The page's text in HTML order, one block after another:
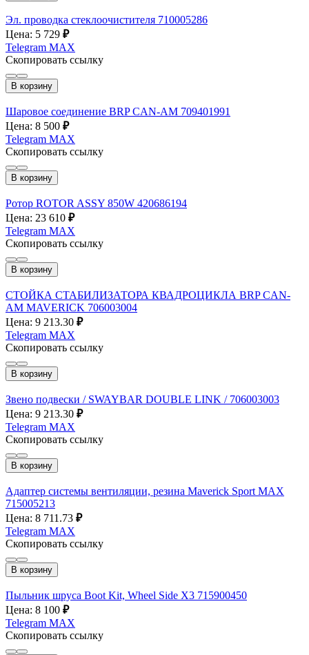
Эл. проводка стеклоочистителя 710005286
Цена: 5 729 ₽
Telegram MAX
Скопировать ссылку
В корзину
Шаровое соединение BRP CAN-AM 709401991
Цена: 8 500 ₽
Telegram MAX
Скопировать ссылку
В корзину
Ротор ROTOR ASSY 850W 420686194
Цена: 23 610 ₽
Telegram MAX
Скопировать ссылку
В корзину
СТОЙКА СТАБИЛИЗАТОРА КВАДРОЦИКЛА BRP CAN-
AM MAVERICK 706003004
Цена: 9 213.30 ₽
Telegram MAX
Скопировать ссылку
В корзину
Звено подвески / SWAYBAR DOUBLE LINK / 706003003
Цена: 9 213.30 ₽
Telegram MAX
Скопировать ссылку
В корзину
Адаптер системы вентиляции, резина Maverick Sport MAX
715005213
Цена: 8 711.73 ₽
Telegram MAX
Скопировать ссылку
В корзину
Пыльник шруса Boot Kit, Wheel Side X3 715900450
Цена: 8 100 ₽
Telegram MAX
Скопировать ссылку